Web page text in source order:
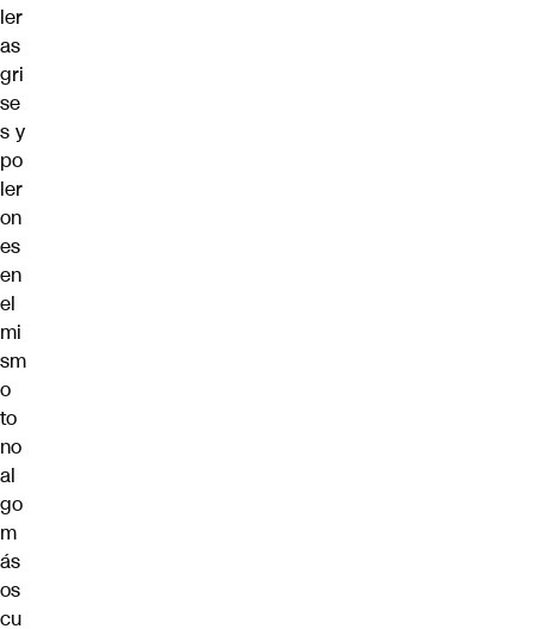
ler
as
gri
se
s y
po
ler
on
es
en
el
mi
sm
o
to
no
al
go
m
ás
os
cu